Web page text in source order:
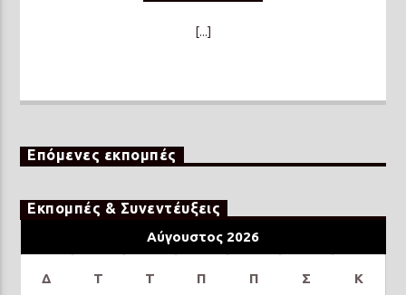
[...]
Επόμενες εκπομπές
Εκπομπές & Συνεντέυξεις
Αύγουστος 2026
Δ Τ Τ Π Π Σ Κ